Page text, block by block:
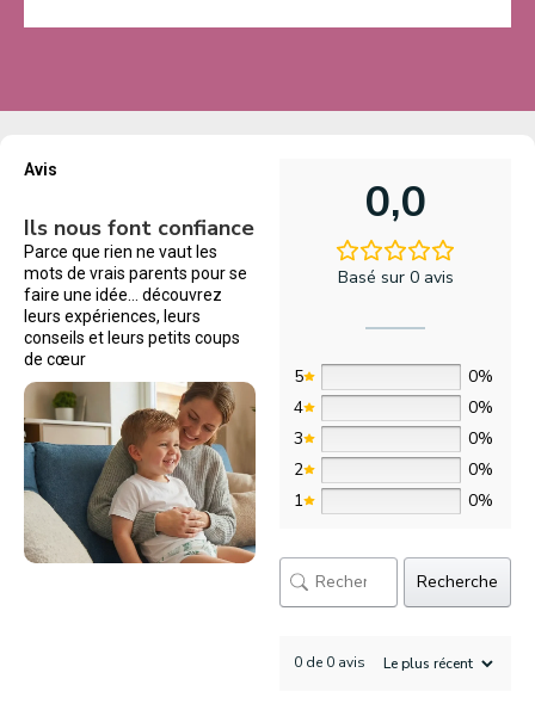
Avis
Ils nous font confiance
Parce que rien ne vaut les
mots de vrais parents pour se
faire une idée… découvrez
leurs expériences, leurs
conseils et leurs petits coups
de cœur
0,0
Basé sur 0 avis
5
0%
4
0%
3
0%
2
0%
1
0%
Recherche
0 de 0 avis